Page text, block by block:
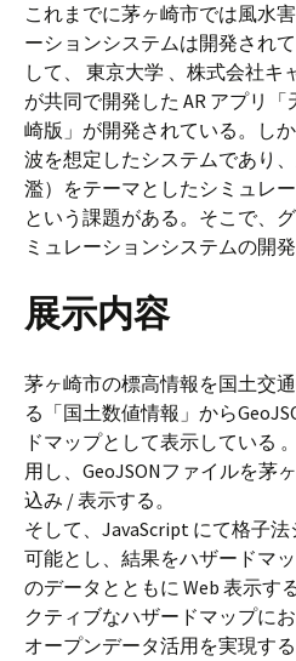
これまでに茅ヶ崎市では風水
ーションシステムは開発され
して、 東京大学 、株式会社キ
が共同で開発した AR アプリ
崎版」が開発されている。し
波を想定したシステムであり
濫）をテーマとしたシミュレ
という課題がある。そこで、
ミュレーションシステムの開
展示内容
茅ヶ崎市の標高情報を国土交
る「国土数値情報」から
ドマップとして表示している
用し、GeoJSONファイルを茅
込み / 表示する。
そして、JavaScript にて格子
可能とし、結果をハザードマ
のデータとともに Web 表示す
クティブなハザードマップに
オープンデータ活用を実現する